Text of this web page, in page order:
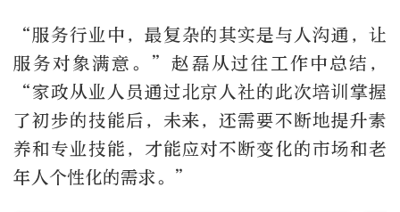
“服务行业中，最复杂的其实是与人沟通，让
服务对象满意。”赵磊从过往工作中总结，
“家政从业人员通过北京人社的此次培训掌握
了初步的技能后，未来，还需要不断地提升素
养和专业技能，才能应对不断变化的市场和老
年人个性化的需求。”